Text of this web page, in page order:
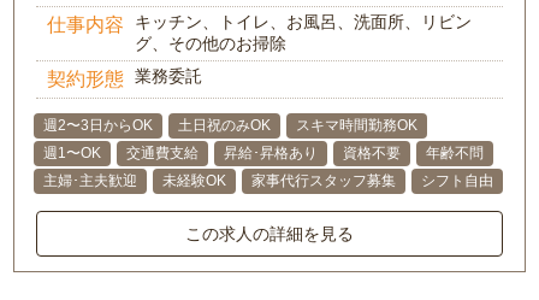
仕事内容
キッチン、トイレ、お風呂、洗面所、リビン
グ、その他のお掃除
契約形態 業務委託
週2〜3日からOK 土日祝のみOK
スキマ時間勤務OK
週1〜OK
交通費支給 昇給･昇格あり 資格不要
年齢不問
主婦･主夫歓迎
未経験OK 家事代行スタッフ募集 シフト自由
この求人の詳細を見る